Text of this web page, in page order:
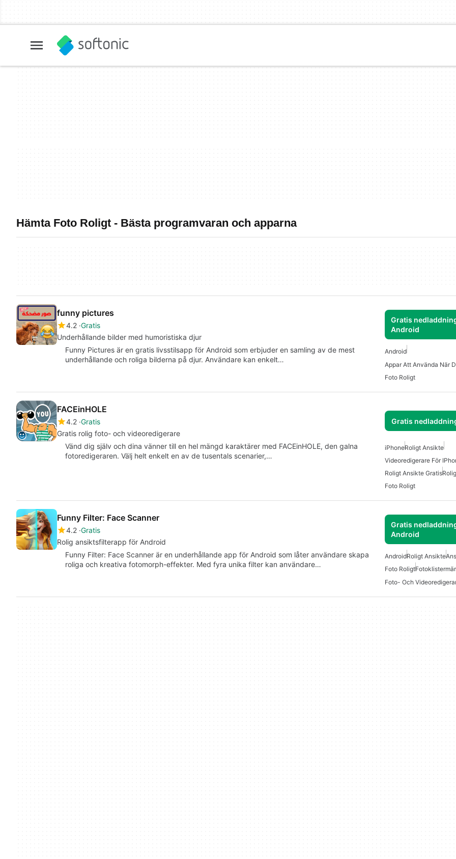
Hämta Foto Roligt - Bästa programvaran och apparna
funny pictures
4.2 Gratis
Underhållande bilder med humoristiska djur
Gratis
Android
Funny Pictures är en gratis livsstilsapp för Android som erbjuder en samling av de mest
underhållande och roliga bilderna på djur. Användare kan enkelt…
Android
Appar Att Använda När
Foto Roligt
FACEinHOLE
4.2 Gratis
Gratis rolig foto- och videoredigerare
Gratis
Vänd dig själv och dina vänner till en hel mängd karaktärer med FACEinHOLE, den galna
fotoredigeraren. Välj helt enkelt en av de tusentals scenarier,…
iPhoneRoligt Ansikte
Videoredigerare För
Roligt Ansikte Gratis
Foto Roligt
Funny Filter: Face Scanner
4.2 Gratis
Rolig ansiktsfilterapp för Android
Gratis
Android
Funny Filter: Face Scanner är en underhållande app för Android som låter användare skapa
roliga och kreativa fotomorph-effekter. Med fyra unika filter kan användare…
AndroidRoligt Ansikte
Foto Roligt
Foto- Och